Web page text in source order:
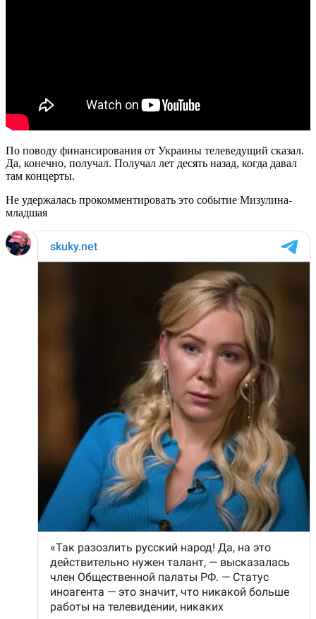
По поводу финансирования от Украины телеведущий сказал.
Да, конечно, получал. Получал лет десять назад, когда давал
там концерты.
Не удержалась прокомментировать это событие Мизулина-
младшая